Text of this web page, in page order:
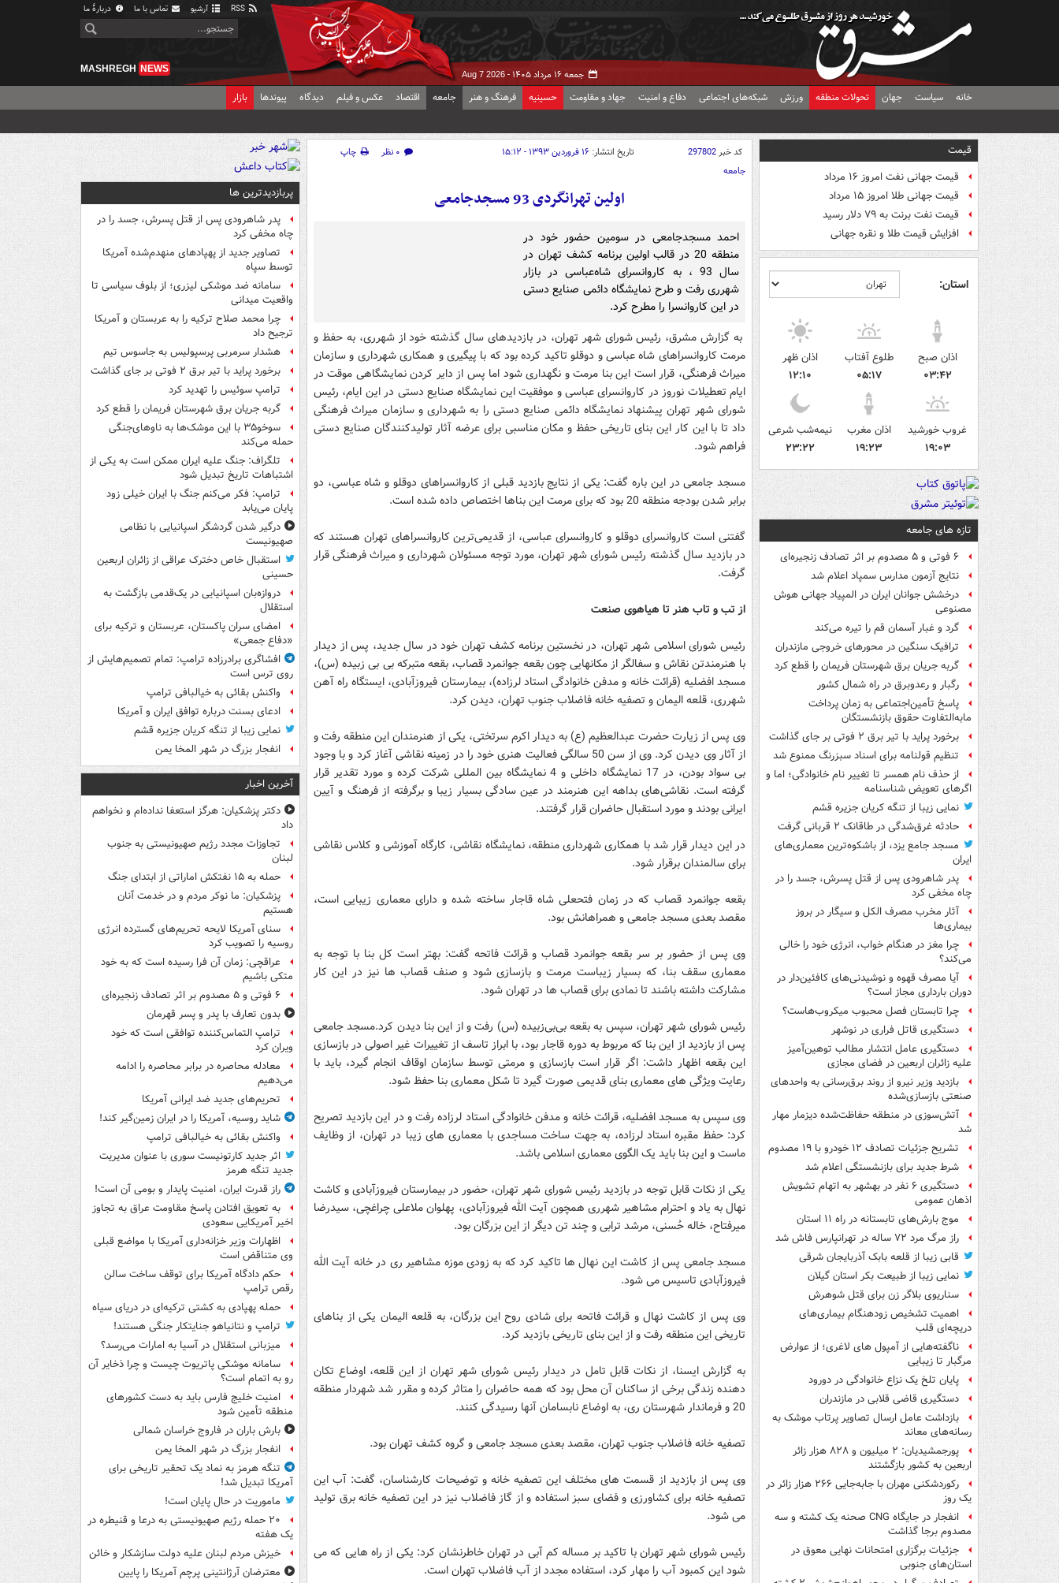
آرشیو تماس با ما دربارهٔ ما
جمعه ۱۶ مرداد ۱۴۰۵ - Aug 7 2026
MASHREGH NEWS
خانه سیاست جهان تحولات منطقه ورزش شبکه‌های اجتماعی دفاع و امنیت جهاد و مقاومت حسینیه فرهنگ و هنر جامعه اقتصاد عکس و فیلم دیدگاه پیوندها بازار
قیمت
قیمت جهانی نفت امروز ۱۶ مرداد
قیمت جهانی طلا امروز ۱۵ مرداد
قیمت نفت برنت به ۷۹ دلار رسید
افزایش قیمت طلا و نقره جهانی
استان:
اذان صبح
۰۳:۴۲
طلوع آفتاب
۰۵:۱۷
اذان ظهر
۱۲:۱۰
غروب خورشید
۱۹:۰۳
اذان مغرب
۱۹:۲۳
نیمه‌شب شرعی
۲۳:۲۲
تازه های جامعه
۶ فوتی و ۵ مصدوم بر اثر تصادف زنجیره‌ای
نتایج آزمون مدارس سمپاد اعلام شد
درخشش جوانان ایران در المپیاد جهانی هوش
مصنوعی
گرد و غبار آسمان قم را تیره می‌کند
ترافیک سنگین در محورهای خروجی مازندران
گربه جریان برق شهرستان فریمان را قطع کرد
رگبار و رعدوبرق در راه شمال کشور
پاسخ تأمین‌اجتماعی به زمان پرداخت
مابه‌التفاوت حقوق بازنشستگان
برخورد پراید با تیر برق ۲ فوتی بر جای گذاشت
تنظیم قولنامه برای اسناد سبزرنگ ممنوع شد
از حذف نام همسر تا تغییر نام خانوادگی؛ اما و
اگرهای تعویض شناسنامه
نمایی زیبا از تنگه کریان جزیره قشم
حادثه غرق‌شدگی در طاقانک ۲ قربانی گرفت
مسجد جامع یزد، از باشکوه‌ترین معماری‌های
ایران
پدر شاهرودی پس از قتل پسرش، جسد را در
چاه مخفی کرد
آثار مخرب مصرف الکل و سیگار در بروز
بیماری‌ها
چرا مغز در هنگام خواب، انرژی خود را خالی
می‌کند؟
آیا مصرف قهوه و نوشیدنی‌های کافئین‌دار در
دوران بارداری مجاز است؟
چرا تابستان فصل محبوب میکروب‌هاست؟
دستگیری قاتل فراری در نوشهر
دستگیری عامل انتشار مطالب توهین‌آمیز
علیه زائران اربعین در فضای مجازی
بازدید وزیر نیرو از روند برق‌رسانی به واحدهای
صنعتی بازسازی‌شده
آتش‌سوزی در منطقه حفاظت‌شده دیزمار مهار
شد
تشریح جزئیات تصادف ۱۲ خودرو با ۱۹ مصدوم
شرط جدید برای بازنشستگی اعلام شد
دستگیری ۶ نفر در بهشهر به اتهام تشویش
اذهان عمومی
موج بارش‌های تابستانه در راه ۱۱ استان
راز مرگ مرد ۷۲ ساله در تهرانپارس فاش شد
قابی زیبا از قلعه بابک آذربایجان شرقی
نمایی زیبا از طبیعت بکر استان گیلان
سناریوی بلاگر زن برای قتل شوهرش
اهمیت تشخیص زودهنگام بیماری‌های
دریچه‌ای قلب
ناگفته‌هایی از آمپول های لاغری؛ از عوارض
مرگبار تا زیبایی
پایان تلخ یک نزاع خانوادگی در دورود
دستگیری قاضی قلابی در مازندران
بازداشت عامل ارسال تصاویر پرتاب موشک به
رسانه‌های معاند
پورجمشیدیان: ۲ میلیون و ۸۲۸ هزار زائر
اربعین به کشور بازگشتند
رکوردشکنی مهران با جابه‌جایی ۲۶۶ هزار زائر در
یک روز
انفجار در جایگاه CNG صحنه یک کشته و سه
مصدوم برجا گذاشت
جزئیات برگزاری امتحانات نهایی معوق در
استان‌های جنوبی
کد خبر297802 تاریخ انتشار: ۱۶ فروردین ۱۳۹۳ - ۱۵:۱۲ ۰ نظر
چاپ
جامعه
اولین تهرانگردی 93 مسجدجامعی
احمد مسجدجامعی در سومین حضور خود در
منطقه 20 در قالب اولین برنامه کشف تهران در
سال 93 ، به کاروانسرای شاه‌عباسی در بازار
شهرری رفت و طرح نمایشگاه دائمی صنایع دستی
در این کاروانسرا را مطرح کرد.
به گزارش مشرق، رئیس شورای شهر تهران، در بازدیدهای سال گذشته خود از شهرری، به حفظ و
مرمت کاروانسراهای شاه عباسی و دوقلو تاکید کرده بود که با پیگیری و همکاری شهرداری و سازمان
میراث فرهنگی، قرار است این بنا مرمت و نگهداری شود اما پس از دایر کردن نمایشگاهی موقت در
ایام تعطیلات نوروز در کاروانسرای عباسی و موفقیت این نمایشگاه صنایع دستی در این ایام، رئیس
شورای شهر تهران پیشنهاد نمایشگاه دائمی صنایع دستی را به شهرداری و سازمان میراث فرهنگی
داد تا با این کار این بنای تاریخی حفظ و مکان مناسبی برای عرضه آثار تولیدکنندگان صنایع دستی
فراهم شود.
مسجد جامعی در این باره گفت: یکی از نتایج بازدید قبلی از کاروانسراهای دوقلو و شاه عباسی، دو
برابر شدن بودجه منطقه 20 بود که برای مرمت این بناها اختصاص داده شده است.
گفتنی است کاروانسرای دوقلو و کاروانسرای عباسی، از قدیمی‌ترین کاروانسراهای تهران هستند که
در بازدید سال گذشته رئیس شورای شهر تهران، مورد توجه مسئولان شهرداری و میراث فرهنگی قرار
گرفت.
از تب و تاب هنر تا هیاهوی صنعت
رئیس شورای اسلامی شهر تهران، در نخستین برنامه کشف تهران خود در سال جدید، پس از دیدار
با هنرمندتن نقاش و سفالگر از مکانهایی چون بقعه جوانمرد قصاب، بقعه متبرکه بی بی زبیده (س)،
مسجد افضلیه (قرائت خانه و مدفن خانوادگی استاد لرزاده)، بیمارستان فیروزآبادی، ایستگاه راه آهن
شهرری، قلعه الیمان و تصفیه خانه فاضلاب جنوب تهران، دیدن کرد.
وی پس از زیارت حضرت عبدالعظیم (ع) به دیدار اکرم سرتختی، یکی از هنرمندان این منطقه رفت و
از آثار وی دیدن کرد. وی از سن 50 سالگی فعالیت هنری خود را در زمینه نقاشی آغاز کرد و با وجود
بی سواد بودن، در 17 نمایشگاه داخلی و 4 نمایشگاه بین المللی شرکت کرده و مورد تقدیر قرار
گرفته است. نقاشی‌های بداهه این هنرمند در عین سادگی بسیار زیبا و برگرفته از فرهنگ و آیین
ایرانی بودند و مورد استقبال حاضران قرار گرفتند.
در این دیدار قرار شد با همکاری شهرداری منطقه، نمایشگاه نقاشی، کارگاه آموزشی و کلاس نقاشی
برای سالمندان برقرار شود.
بقعه جوانمرد قصاب که در زمان فتحعلی شاه قاجار ساخته شده و دارای معماری زیبایی است،
مقصد بعدی مسجد جامعی و همراهانش بود.
وی پس از حضور بر سر بقعه جوانمرد قصاب و قرائت فاتحه گفت: بهتر است کل بنا با توجه به
معماری سقف بنا، که بسیار زیباست مرمت و بازسازی شود و صنف قصاب ها نیز در این کار
مشارکت داشته باشند تا نمادی برای قصاب ها در تهران شود.
رئیس شورای شهر تهران، سپس به بقعه بی‌بی‌زبیده (س) رفت و از این بنا دیدن کرد.مسجد جامعی
پس از بازدید از این بنا که مربوط به دوره قاجار بود، با ابراز تاسف از تغییرات غیر اصولی در بازسازی
این بقعه اظهار داشت: اگر قرار است بازسازی و مرمتی توسط سازمان اوقاف انجام گیرد، باید با
رعایت ویژگی های معماری بنای قدیمی صورت گیرد تا شکل معماری بنا حفظ شود.
وی سپس به مسجد افضلیه، قرائت خانه و مدفن خانوادگی استاد لرزاده رفت و در این بازدید تصریح
کرد: حفظ مقبره استاد لرزاده، به جهت ساخت مساجدی با معماری های زیبا در تهران، از وظایف
ماست و این بنا باید یک الگوی معماری اسلامی باشد.
یکی از نکات قابل توجه در بازدید رئیس شورای شهر تهران، حضور در بیمارستان فیروزآبادی و کاشت
نهال به یاد و احترام مشاهیر شهرری همچون آیت الله فیروزآبادی، پهلوان ملاعلی چراغچی، سیدرضا
میرفتاح، خاله حُسنی، مرشد ترابی و چند تن دیگر از این بزرگان بود.
مسجد جامعی پس از کاشت این نهال ها تاکید کرد که به زودی موزه مشاهیر ری در خانه آیت الله
فیروزآبادی تاسیس می شود.
وی پس از کاشت نهال و قرائت فاتحه برای شادی روح این بزرگان، به قلعه الیمان یکی از بناهای
تاریخی این منطقه رفت و از این بنای تاریخی بازدید کرد.
به گزارش ایسنا، از نکات قابل تامل در دیدار رئیس شورای شهر تهران از این قلعه، اوضاع تکان
دهنده زندگی برخی از ساکنان آن محل بود که همه حاضران را متاثر کرده و مقرر شد شهردار منطقه
20 و فرماندار شهرستان ری، به اوضاع نابسامان آنها رسیدگی کنند.
تصفیه خانه فاضلاب جنوب تهران، مقصد بعدی مسجد جامعی و گروه کشف تهران بود.
وی پس از بازدید از قسمت های مختلف این تصفیه خانه و توضیحات کارشناسان، گفت: آب این
تصفیه خانه برای کشاورزی و فضای سبز استفاده و از گاز فاضلاب نیز در این تصفیه خانه برق تولید
می شود.
رئیس شورای شهر تهران با تاکید بر مساله کم آبی در تهران خاطرنشان کرد: یکی از راه هایی که می
شود این کمبود آب را مهار کرد، استفاده مجدد از آب فاضلاب تهران است.
پربازدیدترین ها
پدر شاهرودی پس از قتل پسرش، جسد را در
چاه مخفی کرد
تصاویر جدید از پهپادهای منهدم‌شده آمریکا
توسط سپاه
سامانه ضد موشکی لیزری؛ از بلوف سیاسی تا
واقعیت میدانی
چرا محمد صلاح ترکیه را به عربستان و آمریکا
ترجیح داد
هشدار سرمربی پرسپولیس به جاسوس تیم
برخورد پراید با تیر برق ۲ فوتی بر جای گذاشت
ترامپ سوئیس را تهدید کرد
گربه جریان برق شهرستان فریمان را قطع کرد
سوخو۳۵ با این موشک‌ها به ناوهای‌جنگی
حمله می‌کند
تلگراف: جنگ علیه ایران ممکن است به یکی از
اشتباهات تاریخ تبدیل شود
ترامپ: فکر می‌کنم جنگ با ایران خیلی زود
پایان می‌یابد
درگیر شدن گردشگر اسپانیایی با نظامی
صهیونیست
استقبال خاص دخترک عراقی از زائران اربعین
حسینی
دروازه‌بان اسپانیایی در یک‌قدمی بازگشت به
استقلال
امضای سران پاکستان، عربستان و ترکیه برای
«دفاع جمعی»
افشاگری برادرزاده ترامپ: تمام تصمیم‌هایش از
روی ترس است
واکنش بقائی به خیالبافی ترامپ
ادعای بسنت درباره توافق ایران و آمریکا
نمایی زیبا از تنگه کریان جزیره قشم
انفجار بزرگ در شهر المخا یمن
آخرین اخبار
دکتر پزشکیان: هرگز استعفا نداده‌ام و نخواهم
داد
تجاوزات مجدد رژیم صهیونیستی به جنوب
لبنان
حمله به ۱۵ نفتکش‌ اماراتی از ابتدای جنگ
پزشکیان: ما نوکر مردم و در خدمت آنان
هستیم
سنای آمریکا لایحه تحریم‌های گسترده انرژی
روسیه را تصویب کرد
عراقچی: زمان آن فرا رسیده است که به خود
متکی باشیم
۶ فوتی و ۵ مصدوم بر اثر تصادف زنجیره‌ای
بدون تعارف با پدر و پسر قهرمان
ترامپ التماس‌کننده توافقی است که خود
ویران کرد
معادله محاصره در برابر محاصره را ادامه
می‌دهیم
تحریم‌های جدید ضد ایرانی آمریکا
شاید روسیه، آمریکا را در ایران زمین‌گیر کند!
واکنش بقائی به خیالبافی ترامپ
اثر جدید کارتونیست سوری با عنوان مدیریت
جدید تنگه هرمز
راز قدرت ایران، امنیت پایدار و بومی آن است!
به تعویق افتادن پاسخ مقاومت عراق به تجاوز
اخیر آمریکایی سعودی
اظهارات وزیر خزانه‌داری آمریکا با مواضع قبلی
وی متناقض است
حکم دادگاه آمریکا برای توقف ساخت سالن
رقص ترامپ
حمله پهپادی به کشتی ترکیه‌ای در دریای سیاه
ترامپ و نتانیاهو جنایتکار جنگی هستند!
میزبانی استقلال در آسیا به امارات می‌رسد؟
سامانه موشکی پاتریوت چیست و چرا ذخایر آن
رو به اتمام است؟
امنیت خلیج فارس باید به دست کشورهای
منطقه تأمین شود
بارش باران در فاروج خراسان شمالی
انفجار بزرگ در شهر المخا یمن
تنگه هرمز به نماد یک تحقیر تاریخی برای
آمریکا تبدیل شد!
ماموریت در حال پایان است!
۲۰ حمله رژیم صهیونیستی به درعا و قنیطره در
یک هفته
خیزش مردم لبنان علیه دولت سازشکار و خائن
معترضان آرژانتینی پرچم آمریکا را پایین